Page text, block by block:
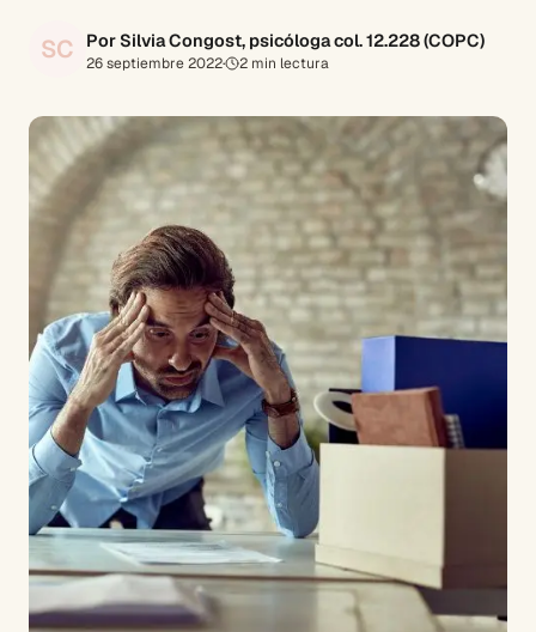
SC Por Silvia Congost, psicóloga col. 12.228 (COPC)
26 septiembre 2022· 2 min lectura